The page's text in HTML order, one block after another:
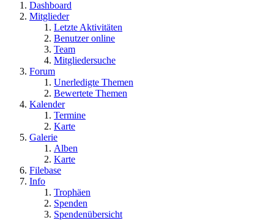
Dashboard
Mitglieder
Letzte Aktivitäten
Benutzer online
Team
Mitgliedersuche
Forum
Unerledigte Themen
Bewertete Themen
Kalender
Termine
Karte
Galerie
Alben
Karte
Filebase
Info
Trophäen
Spenden
Spendenübersicht